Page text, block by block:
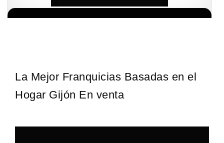
La Mejor Franquicias Basadas en el
Hogar Gijón En venta